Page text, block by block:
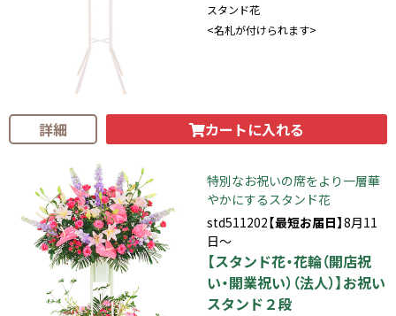
スタンド花
<名札が付けられます>
詳細 カートに入れる
特別なお祝いの席をより一層華
やかにするスタンド花
std511202【最短お届日】8月11
日～
【スタンド花・花輪（開店祝
い・開業祝い）（法人）】お祝い
スタンド２段